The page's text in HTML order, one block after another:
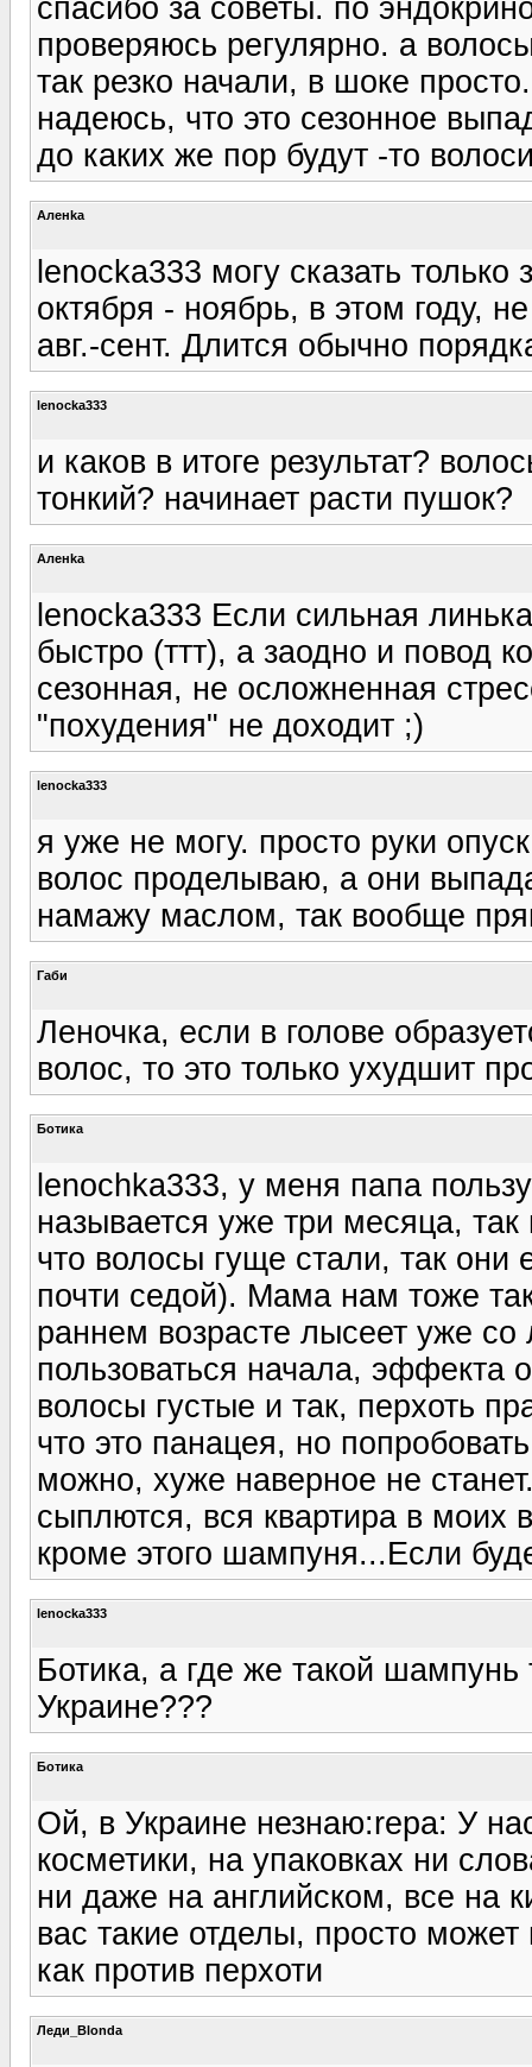
спасибо за советы. по
проверяюсь регулярно. а
так резко начали, в шоке
надеюсь, что это сезонное
до каких же пор будут -то
Аленka
lenocka333 могу сказать
октября - ноябрь, в этом году,
авг.-сент. Длится обычно
lenocka333
и каков в итоге результат?
тонкий? начинает расти пушок?
Аленka
lenocka333 Если сильная
быстро (ттт), а заодно и повод
сезонная, не осложненная
"похудения" не доходит ;)
lenocka333
я уже не могу. просто руки
волос проделываю, а они
намажу маслом, так вообще
Габи
Леночка, если в голове
волос, то это только ухудшит
Ботика
lenochka333, у меня папа
называется уже три месяца,
что волосы гуще стали, так
почти седой). Мама нам тоже
раннем возрасте лысеет уже
пользоваться начала, эффекта
волосы густые и так, перхоть
что это панацея, но
можно, хуже наверное не
сыплются, вся квартира в моих
кроме этого шампуня...Если
lenocka333
Ботика, а где же такой
Украине???
Ботика
Ой, в Украине незнаю:repa: У
косметики, на упаковках ни
ни даже на английском, все на
вас такие отделы, просто
как против перхоти
Леди_Blonda